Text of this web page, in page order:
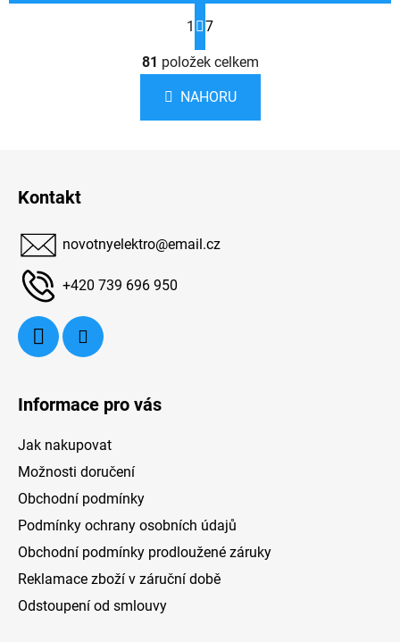
O
v
l
á
d
v
t
r
á
n
k
1 7
81 položek celkem
NAHORU
Kontakt
novotnyelektro@email.cz
+420 739 696 950
Informace pro vás
Jak nakupovat
Možnosti doručení
Obchodní podmínky
Podmínky ochrany osobních údajů
Obchodní podmínky prodloužené záruky
Reklamace zboží v záruční době
Odstoupení od smlouvy